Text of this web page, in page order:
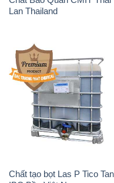
Magie Clorua – MGCL2
Vảy Shreeji Magnesia
Ấn Độ India